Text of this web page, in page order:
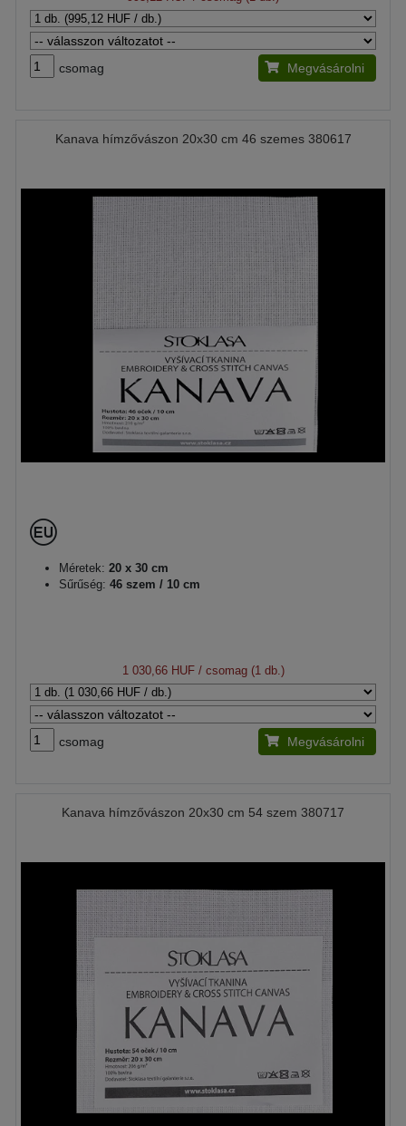
csomag Megvásárolni
Kanava hímzővászon 20x30 cm 46 szemes 380617
Méretek: 20 x 30 cm
Sűrűség: 46 szem / 10 cm
1 030,66 HUF/ csomag (1 db.)
csomag Megvásárolni
Kanava hímzővászon 20x30 cm 54 szem 380717